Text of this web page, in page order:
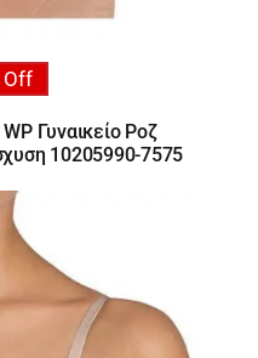
Off
Γυναικείο Ροζ
10205990-7575